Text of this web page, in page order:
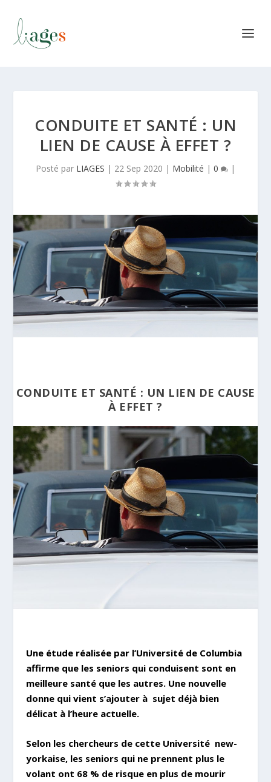
CONDUITE ET SANTÉ : UN
LIEN DE CAUSE À EFFET ?
Posté par LIAGES | 22 Sep 2020 | Mobilité | 0 |
CONDUITE ET SANTÉ : UN LIEN DE CAUSE
À EFFET ?
Une étude réalisée par l’Université de Columbia
affirme que les seniors qui conduisent sont en
meilleure santé que les autres. Une nouvelle
donne qui vient s’ajouter à sujet déjà bien
délicat à l’heure actuelle.
Selon les chercheurs de cette Université new-
yorkaise, les seniors qui ne prennent plus le
volant ont 68 % de risque en plus de mourir